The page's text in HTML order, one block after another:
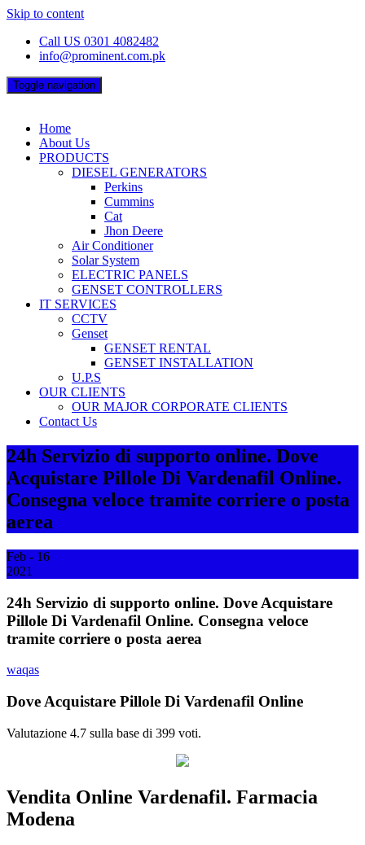
Skip to content
Call US 0301 4082482
info@prominent.com.pk
Toggle navigation
Home
About Us
PRODUCTS
DIESEL GENERATORS
Perkins
Cummins
Cat
Jhon Deere
Air Conditioner
Solar System
ELECTRIC PANELS
GENSET CONTROLLERS
IT SERVICES
CCTV
Genset
GENSET RENTAL
GENSET INSTALLATION
U.P.S
OUR CLIENTS
OUR MAJOR CORPORATE CLIENTS
Contact Us
24h Servizio di supporto online. Dove
Acquistare Pillole Di Vardenafil Online.
Consegna veloce tramite corriere o posta
aerea
Feb - 16
2021
24h Servizio di supporto online. Dove Acquistare
Pillole Di Vardenafil Online. Consegna veloce
tramite corriere o posta aerea
waqas
Dove Acquistare Pillole Di Vardenafil Online
Valutazione 4.7 sulla base di 399 voti.
Vendita Online Vardenafil. Farmacia
Modena